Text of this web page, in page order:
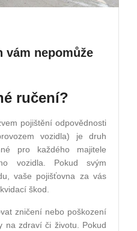
vám nepomůže
ručení?
pojištění odpovědnosti
vozidla) je druh
pro každého majitele
vozidla. Pokud svým
vaše pojišťovna za vás
škod.
zničení nebo poškození
na zdraví či životu. Pokud